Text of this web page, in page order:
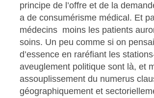
principe de l’offre et de la
a de consumérisme médical. Et
médecins moins les patients
soins. Un peu comme si on
d’essence en raréfiant les
aveuglement politique sont là, et
assouplissement du numerus
géographiquement et